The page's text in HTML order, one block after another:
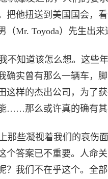
把他扭送到美国国会，
（Mr. Toyoda）先生出来
不知道该怎么想。这些
确实曾有那么一辆车，
这样的杰出公司，为了
……那么或许真的确有其
那些凝视着我们的哀伤
个答案已不重要。人命
？我们不在乎这个。全